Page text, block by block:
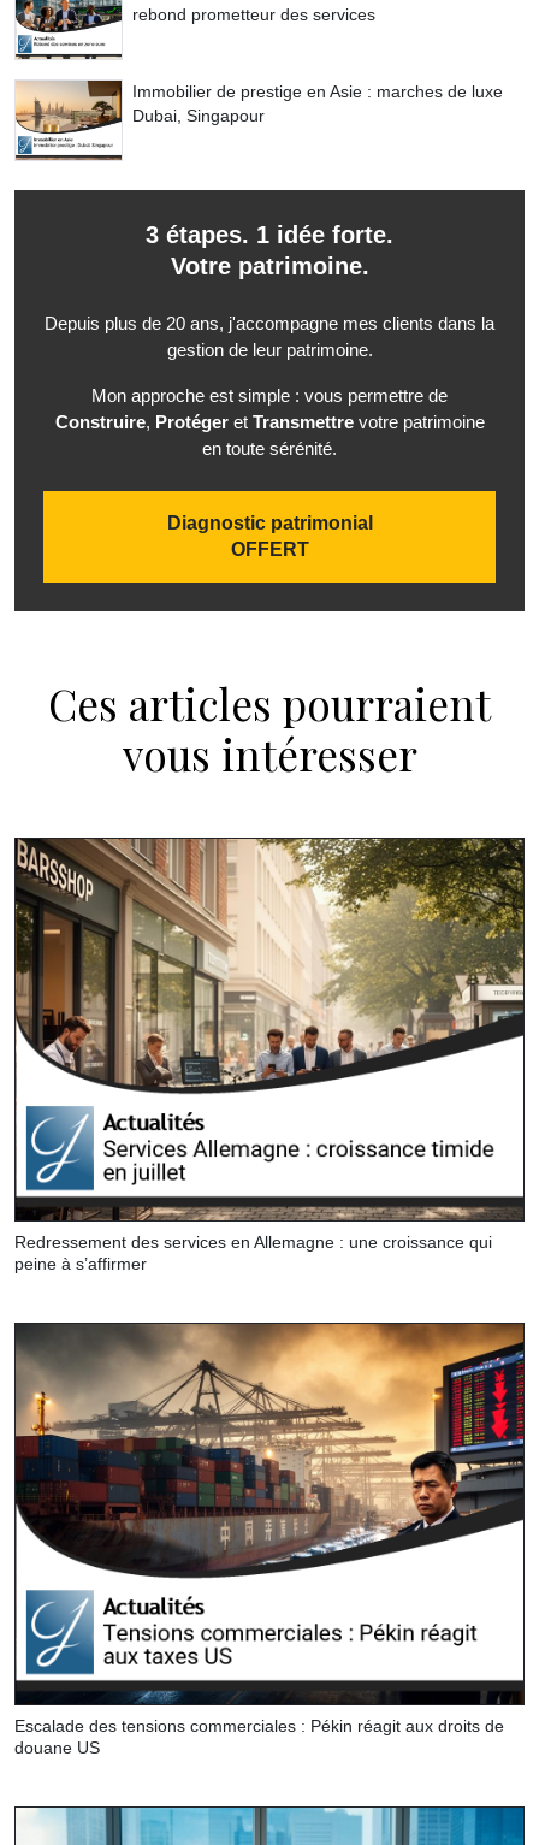
rebond prometteur des services
Immobilier de prestige en Asie : marches de luxe
Dubai, Singapour
3 étapes. 1 idée forte.
Votre patrimoine.
Depuis plus de 20 ans, j'accompagne mes clients dans la
gestion de leur patrimoine.
Mon approche est simple : vous permettre de
Construire, Protégeret Transmettrevotre patrimoine
en toute sérénité.
Diagnostic patrimonial
OFFERT
Ces articles pourraient
vous intéresser
Redressement des services en Allemagne : une croissance qui
peine à s’affirmer
Escalade des tensions commerciales : Pékin réagit aux droits de
douane US